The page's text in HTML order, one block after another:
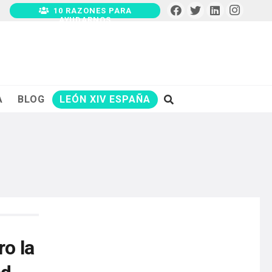
10 RAZONES PARA
AYUDARNOS
BLOG LEÓN XIV ESPAÑA
la